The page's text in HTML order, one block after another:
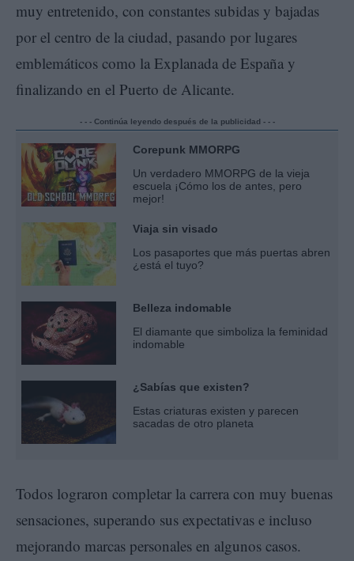
muy entretenido, con constantes subidas y bajadas
por el centro de la ciudad, pasando por lugares
emblemáticos como la Explanada de España y
finalizando en el Puerto de Alicante.
- - - Continúa leyendo después de la publicidad - - -
Corepunk MMORPG
Un verdadero MMORPG de la vieja
escuela ¡Cómo los de antes, pero
mejor!
Viaja sin visado
Los pasaportes que más puertas abren
¿está el tuyo?
Belleza indomable
El diamante que simboliza la feminidad
indomable
¿Sabías que existen?
Estas criaturas existen y parecen
sacadas de otro planeta
Todos lograron completar la carrera con muy buenas
sensaciones, superando sus expectativas e incluso
mejorando marcas personales en algunos casos.